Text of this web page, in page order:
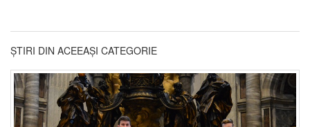
ȘTIRI DIN ACEEAȘI CATEGORIE